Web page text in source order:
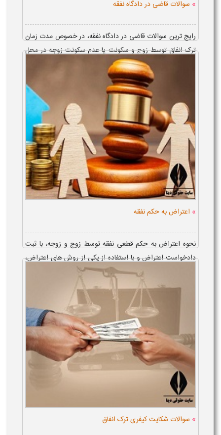
» سوالات قاضی در دادگاه نفقه
رایج ترین سوالات قاضی در دادگاه نفقه، در خصوص مدت زمان
ترک انفاق توسط زوج و سکونت یا عدم سکونت زوجه در محل
اقامت همسرش می باشد. در پاسخ به این سوالات و چگونگی
نحوه دفاع از خود، طرفین با...
» اعتراض به حکم نفقه
نحوه اعتراض به حکم قطعی نفقه توسط زوج و زوجه، با ثبت
دادخواست اعتراض و با استفاده از یکی از روش های اعتراض،
از قرار فرجام خواهی و یا اعاده دادرسی که روش اعتراض به
رای قطعی است، می ...
» سوالات شکایت کیفری ترک انفاق